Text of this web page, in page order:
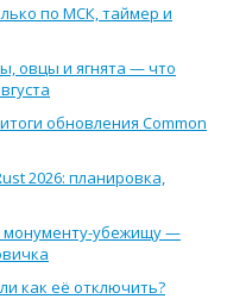
по МСК, таймер и
овцы и ягнята — что
обновления Common
2026: планировка,
монументу-убежищу —
как её отключить?